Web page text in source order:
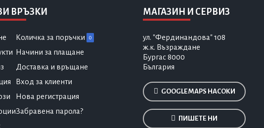
ВРЪЗКИ
Количка за поръчки 0
Начини за плащане
Доставка и връщане
Вход за клиенти
Нова регистрация
Забравена парола?
МАГАЗИН И СЕРВИЗ
ул. "Фердинандова" 108
ж.к. Възраждане
Бургас 8000
България
GOOGLE MAPS НАСОКИ
ПИШЕТЕ НИ